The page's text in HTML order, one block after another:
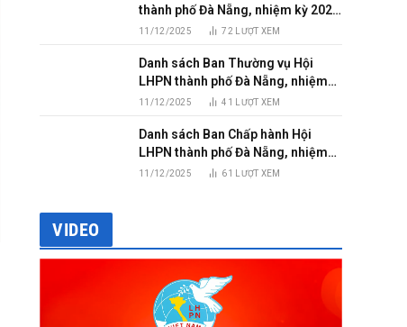
thành phố Đà Nẵng, nhiệm kỳ 2025
– 2030
11/12/2025 72 LƯỢT XEM
Danh sách Ban Thường vụ Hội
LHPN thành phố Đà Nẵng, nhiệm
kỳ 2025 – 2030
11/12/2025 41 LƯỢT XEM
Danh sách Ban Chấp hành Hội
LHPN thành phố Đà Nẵng, nhiệm
kỳ 2025 – 2030
11/12/2025 61 LƯỢT XEM
VIDEO